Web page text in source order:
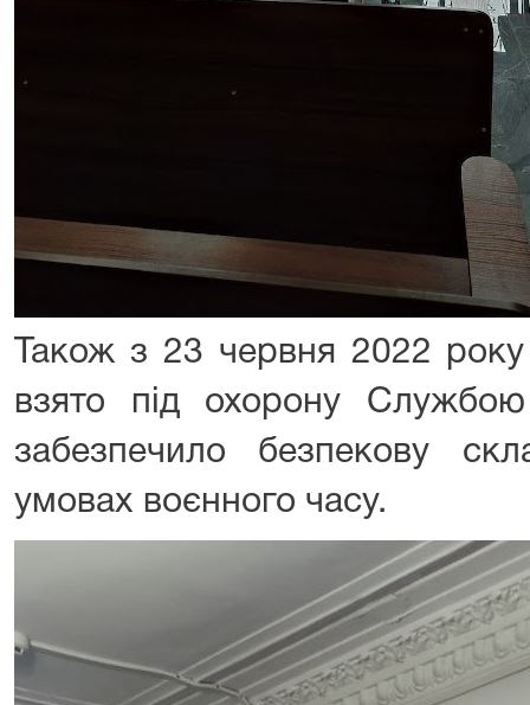
Також з 23 червня 2022
взято під охорону
забезпечило безпекову
умовах воєнного часу.